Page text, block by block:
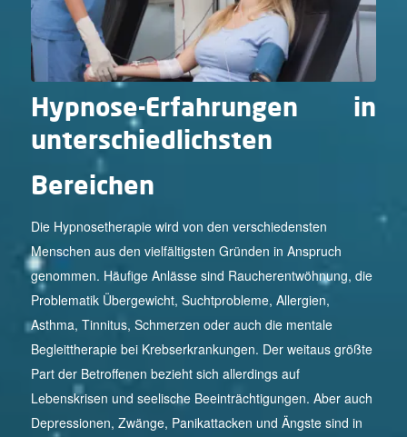
Hypnose-Erfahrungen in
unterschiedlichsten
Bereichen
Die Hypnosetherapie wird von den verschiedensten
Menschen aus den vielfältigsten Gründen in Anspruch
genommen. Häufige Anlässe sind Raucherentwöhnung, die
Problematik Übergewicht, Suchtprobleme, Allergien,
Asthma, Tinnitus, Schmerzen oder auch die mentale
Begleittherapie bei Krebserkrankungen. Der weitaus größte
Part der Betroffenen bezieht sich allerdings auf
Lebenskrisen und seelische Beeinträchtigungen. Aber auch
Depressionen, Zwänge, Panikattacken und Ängste sind in